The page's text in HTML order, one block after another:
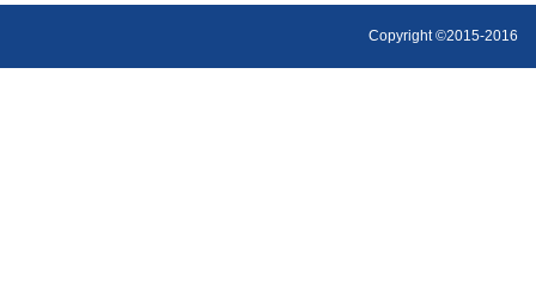
Copyright ©2015-2016